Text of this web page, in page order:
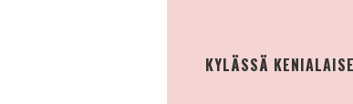
KYLÄSSÄ